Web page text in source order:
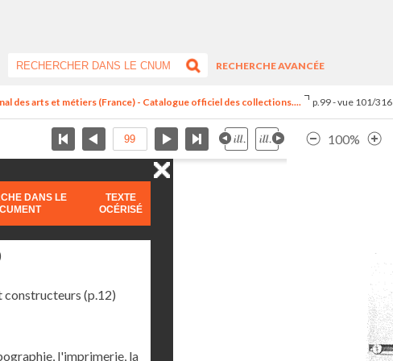
RECHERCHE AVANCÉE
des arts et métiers (France) - Catalogue officiel des collections.... p.99 - vue 101/316
100%
DANS LE
TEXTE
OCÉRISÉ
constructeurs (p.12)
l'imprimerie, la